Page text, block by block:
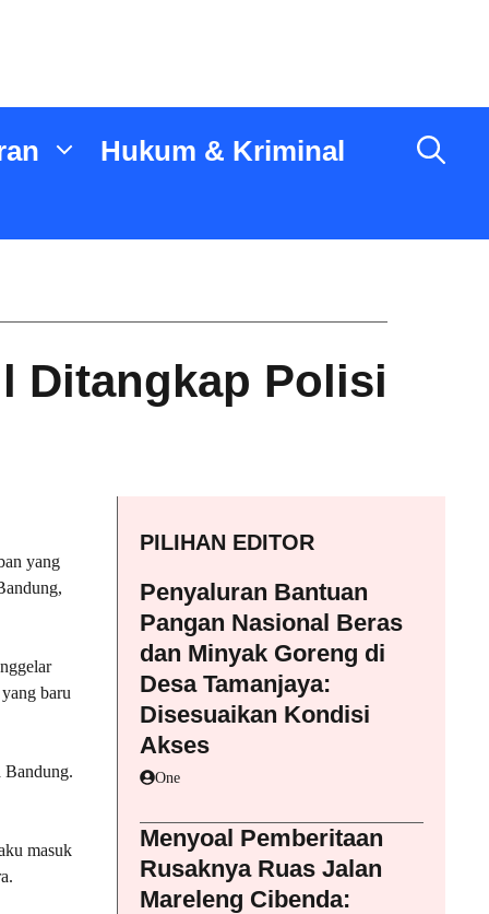
Hukum & Kriminal
Ditangkap Polisi
yang
baru
Bandung.
masuk
PILIHAN EDITOR
Penyaluran Bantuan
Pangan Nasional Beras
dan Minyak Goreng di
Desa Tamanjaya:
Disesuaikan Kondisi
Akses
One
Menyoal Pemberitaan
Rusaknya Ruas Jalan
Mareleng Cibenda: